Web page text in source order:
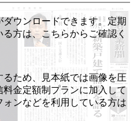
ウンロードできます。定期
方は、こちらからご確認く
ため、見本紙では画像を圧
金定額制プランに加入して
ンなどを利用している方は